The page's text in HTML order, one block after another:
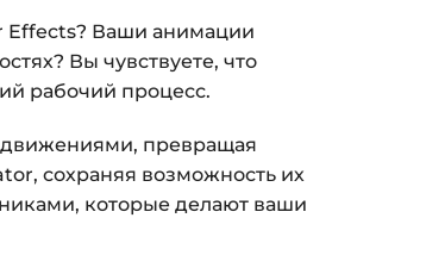
Effects? Ваши анимации
Вы чувствуете, что
рабочий процесс.
движениями, превращая
сохраняя возможность их
которые делают ваши